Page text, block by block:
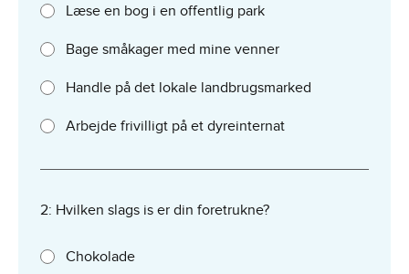
Læse en bog i en offentlig park
Bage småkager med mine venner
Handle på det lokale landbrugsmarked
Arbejde frivilligt på et dyreinternat
2: Hvilken slags is er din foretrukne?
Chokolade